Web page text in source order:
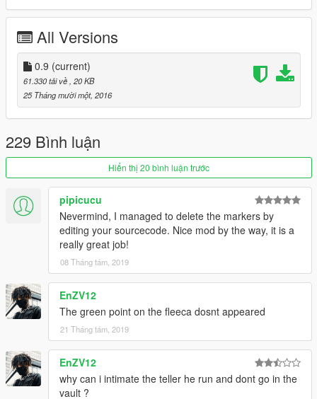
Installation:
See RobFleecaReadMe.txt for usage.
All Versions
0.9 (current)
61.330 tải về, 20 KB
25 Tháng mười một, 2016
229 Bình luận
Hiển thị 20 bình luận trước
pipicucu
Nevermind, I managed to delete the markers by
editing your sourcecode. Nice mod by the way, it is a
really great job!
08 Tháng tám, 2019
EnZV12
The green point on the fleeca dosnt appeared
21 Tháng tám, 2019
EnZV12
why can i intimate the teller he run and dont go in the
vault ?